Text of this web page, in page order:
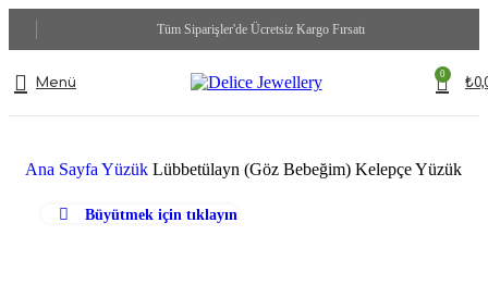
Tüm Siparişler'de Ücretsiz Kargo Fırsatı
Menü
0
₺
Ana Sayfa Yüzük Lübbetülayn (Göz Bebeğim) Kelepçe Yüzük
Büyütmek için tıklayın